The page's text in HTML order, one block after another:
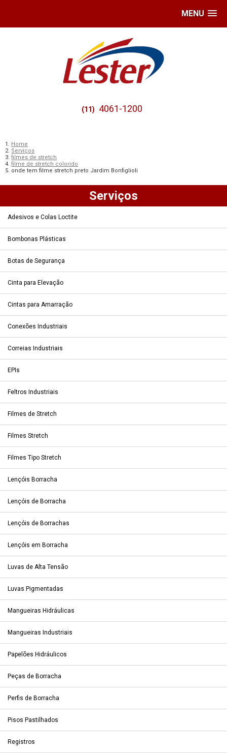
MENU
(11) 4061-1200
Home
Serviços
filmes de stretch
filme de stretch colorido
onde tem filme stretch preto Jardim Bonfiglioli
Serviços
Adesivos e Colas Loctite
Bombonas Plásticas
Botas de Segurança
Cinta para Elevação
Cintas para Amarração
Conexões Industriais
Correias Industriais
EPIs
Feltros Industriais
Filmes de Stretch
Filmes Stretch
Filmes Tipo Stretch
Lençóis Borracha
Lençóis de Borracha
Lençóis de Borrachas
Lençóis em Borracha
Luvas de Alta Tensão
Luvas Pigmentadas
Mangueiras Hidráulicas
Mangueiras Industriais
Papelões Hidráulicos
Peças de Borracha
Perfis de Borracha
Pisos Pastilhados
Registros